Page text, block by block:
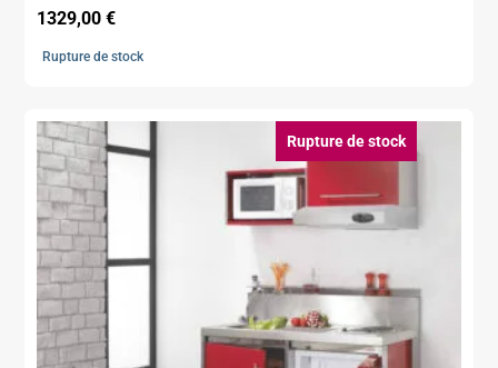
1329,00€
Rupture de stock
Rupture de stock